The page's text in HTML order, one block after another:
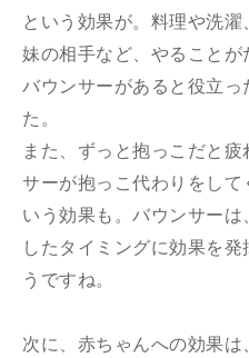
という効果が。料理や洗
妹の相手など、やることが
バウンサーがあると役立
た。
また、ずっと抱っこだと
サーが抱っこ代わりをして
いう効果も。バウンサー
したタイミングに効果を
うですね。
次に、赤ちゃんへの効果